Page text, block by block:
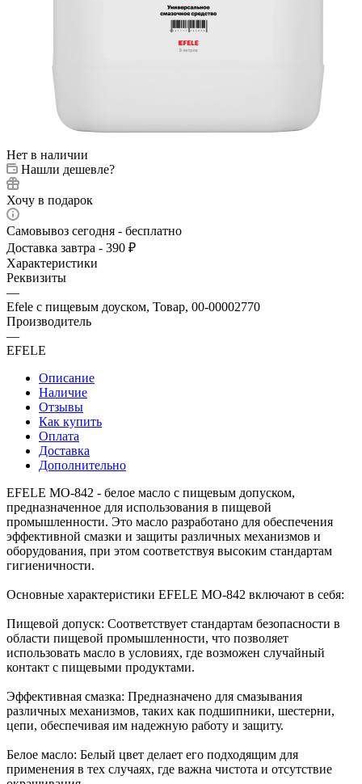
Нет в наличии
Нашли дешевле?
Хочу в подарок
Самовывоз сегодня - бесплатно
Доставка завтра - 390 ₽
Характеристики
Реквизиты
—
Efele с пищевым доуском, Товар, 00-00002770
Производитель
—
EFELE
Описание
Наличие
Отзывы
Как купить
Оплата
Доставка
Дополнительно
EFELE MO-842 - белое масло с пищевым допуском,
предназначенное для использования в пищевой
промышленности. Это масло разработано для обеспечения
эффективной смазки и защиты различных механизмов и
оборудования, при этом соответствуя высоким стандартам
гигиеничности.
Основные характеристики EFELE MO-842 включают в себя:
Пищевой допуск: Соответствует стандартам безопасности в
области пищевой промышленности, что позволяет
использовать масло в условиях, где возможен случайный
контакт с пищевыми продуктами.
Эффективная смазка: Предназначено для смазывания
различных механизмов, таких как подшипники, шестерни,
цепи, обеспечивая им надежную работу и защиту.
Белое масло: Белый цвет делает его подходящим для
применения в тех случаях, где важна чистота и отсутствие